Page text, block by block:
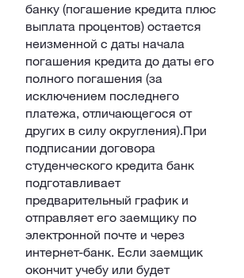
банку (погашение кредита плюс
выплата процентов) остается
неизменной с даты начала
погашения кредита до даты его
полного погашения (за
исключением последнего
платежа, отличающегося от
других в силу округления).При
подписании договора
студенческого кредита банк
подготавливает
предварительный график и
отправляет его заемщику по
электронной почте и через
интернет-банк. Если заемщик
окончит учебу или будет